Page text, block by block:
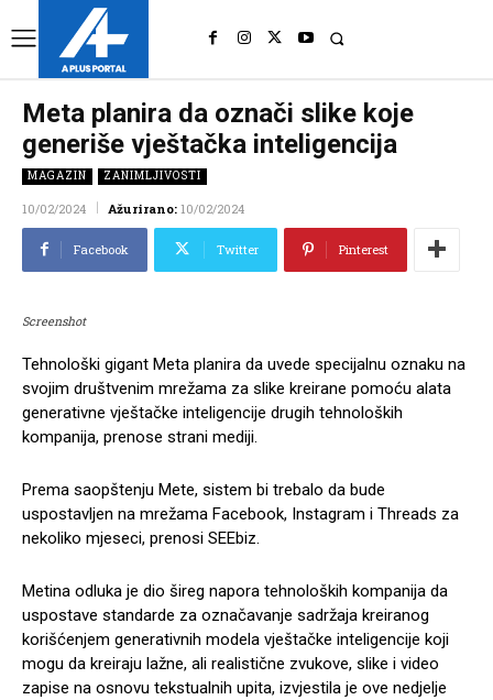
Meta planira da označi slike koje
generiše vještačka inteligencija
MAGAZIN ZANIMLJIVOSTI
10/02/2024 Ažurirano: 10/02/2024
Facebook Twitter Pinterest
Screenshot
Tehnološki gigant Meta planira da uvede specijalnu oznaku na
svojim društvenim mrežama za slike kreirane pomoću alata
generativne vještačke inteligencije drugih tehnoloških
kompanija, prenose strani mediji.
Prema saopštenju Mete, sistem bi trebalo da bude
uspostavljen na mrežama Facebook, Instagram i Threads za
nekoliko mjeseci, prenosi SEEbiz.
Metina odluka je dio šireg napora tehnoloških kompanija da
uspostave standarde za označavanje sadržaja kreiranog
korišćenjem generativnih modela vještačke inteligencije koji
mogu da kreiraju lažne, ali realistične zvukove, slike i video
zapise na osnovu tekstualnih upita, izvjestila je ove nedjelje